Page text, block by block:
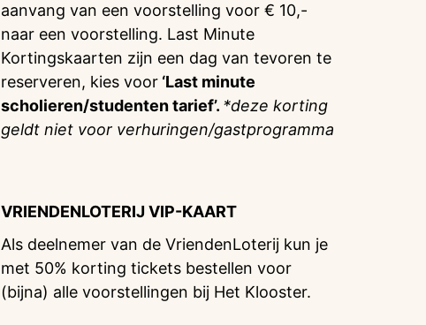
aanvang van een voorstelling voor € 10,-
naar een voorstelling. Last Minute
Kortingskaarten zijn een dag van tevoren te
reserveren, kies voor ‘Last minute
scholieren/studenten tarief’. *deze korting
geldt niet voor verhuringen/gastprogramma
VRIENDENLOTERIJVIP-KAART
Als deelnemer van de VriendenLoterij kun je
met 50% korting tickets bestellen voor
(bijna) alle voorstellingen bij Het Klooster.